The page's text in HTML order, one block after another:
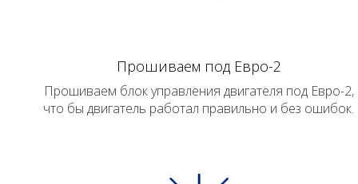
Прошиваем под Евро-2
Прошиваем блок управления двигателя под Евро-2,
что бы двигатель работал правильно и без ошибок.